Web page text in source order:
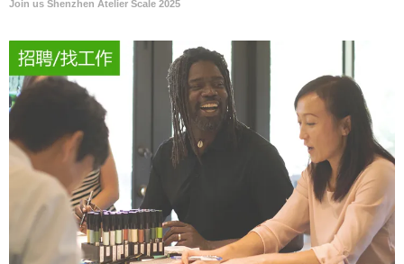
Join us Shenzhen Atelier Scale 2025